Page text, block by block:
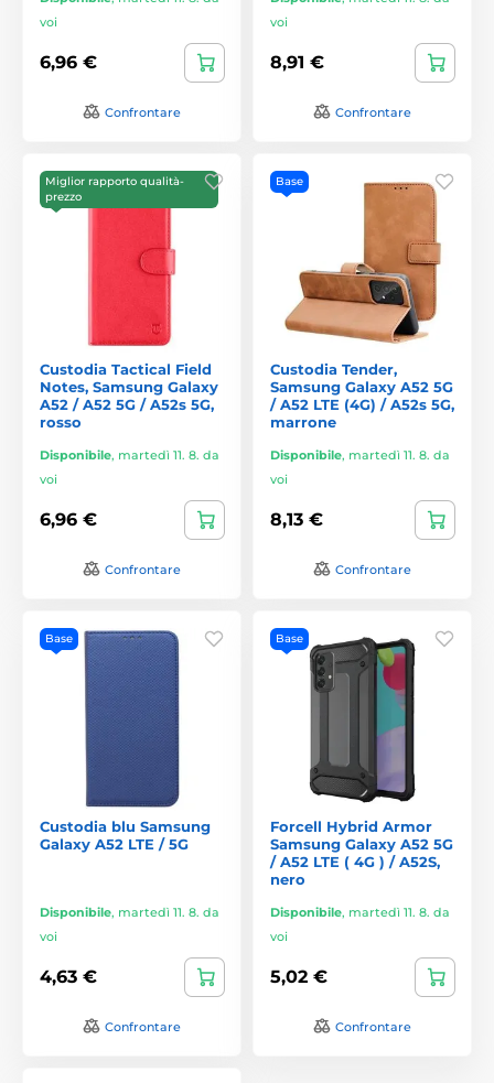
voi
6,96 €
Confrontare
voi
8,91 €
Confrontare
Miglior rapporto qualità-
prezzo
Custodia Tactical Field
Notes, Samsung Galaxy
A52 / A52 5G / A52s 5G,
rosso
Disponibile, martedì 11. 8. da
voi
6,96 €
Confrontare
Base
Custodia Tender,
Samsung Galaxy A52 5G
/ A52 LTE (4G) / A52s 5G,
marrone
Disponibile, martedì 11. 8. da
voi
8,13 €
Confrontare
Base
Custodia blu Samsung
Galaxy A52 LTE / 5G
Disponibile, martedì 11. 8. da
voi
4,63 €
Confrontare
Base
Forcell Hybrid Armor
Samsung Galaxy A52 5G
/ A52 LTE ( 4G ) / A52S,
nero
Disponibile, martedì 11. 8. da
voi
5,02 €
Confrontare